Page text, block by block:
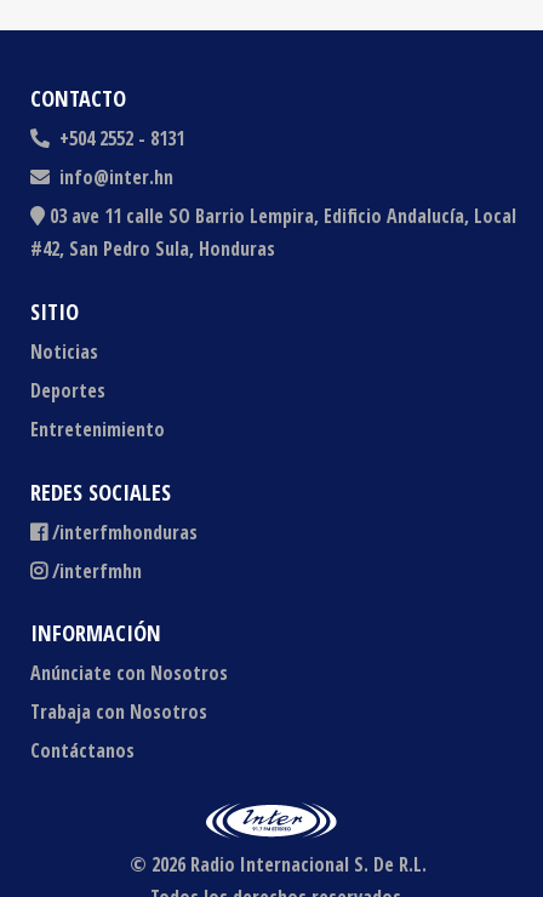
CONTACTO
+504 2552 - 8131
info@inter.hn
03 ave 11 calle SO Barrio Lempira, Edificio Andalucía, Local
#42, San Pedro Sula, Honduras
SITIO
Noticias
Deportes
Entretenimiento
REDES SOCIALES
/interfmhonduras
/interfmhn
INFORMACIÓN
Anúnciate con Nosotros
Trabaja con Nosotros
Contáctanos
© 2026 Radio Internacional S. De R.L.